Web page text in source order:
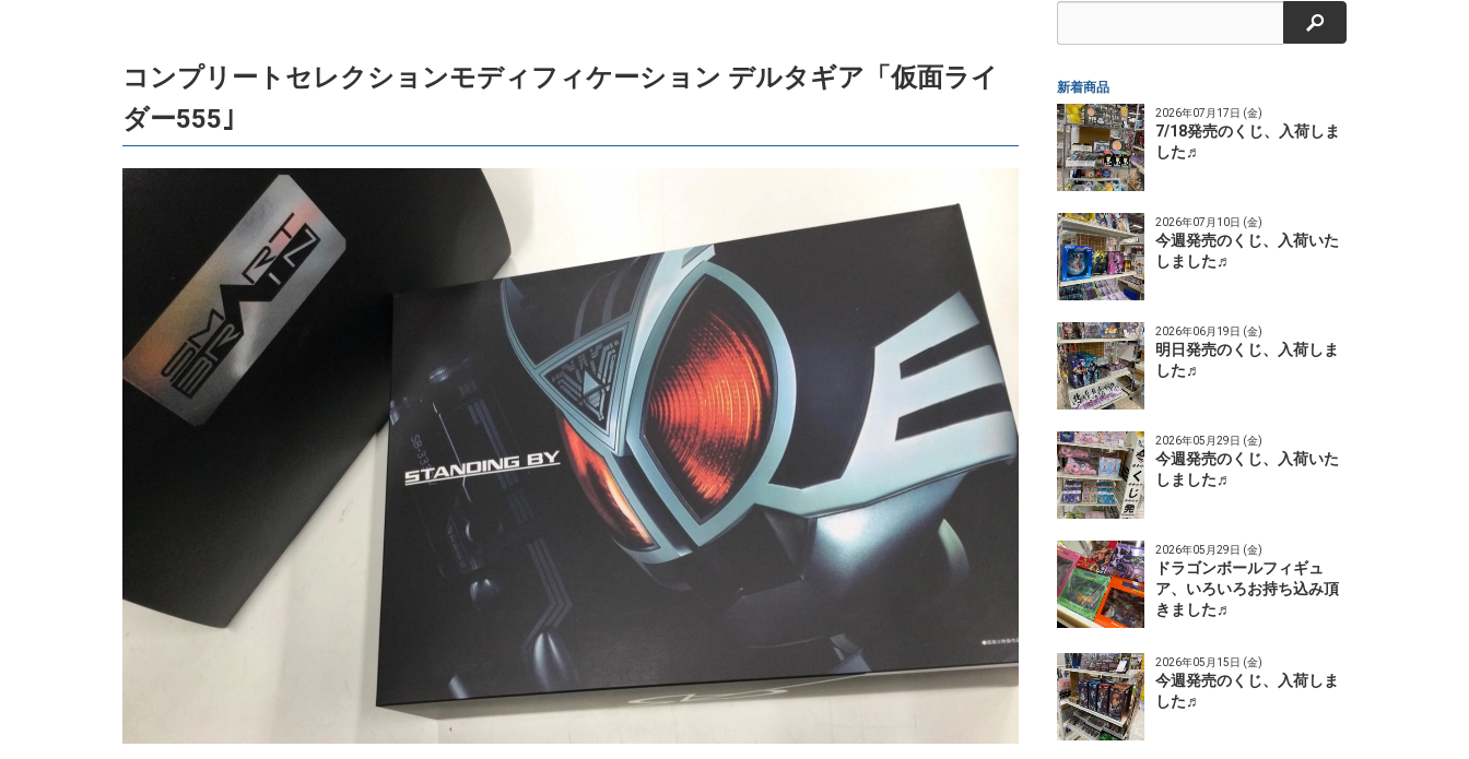
コンプリートセレクションモディフィケーション デルタギア「仮面ライ
ダー555｣
検索
新着商品
2026年07月17日 (金)
7/18発売のくじ、入荷しま
した♬
2026年07月10日 (金)
今週発売のくじ、入荷いた
しました♬
2026年06月19日 (金)
明日発売のくじ、入荷しま
した♬
2026年05月29日 (金)
今週発売のくじ、入荷いた
しました♬
2026年05月29日 (金)
ドラゴンボールフィギュ
ア、いろいろお持ち込み頂
きました♬
2026年05月15日 (金)
今週発売のくじ、入荷しま
した♬